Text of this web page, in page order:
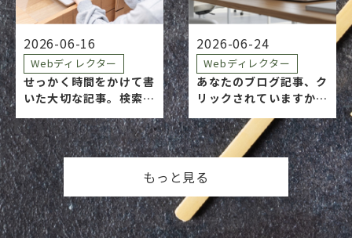
書いた記事が、誰にどん
な言葉で読…
サイトに載っていたネ…
2026-06-24
Webディレクター
あなたのブログ記事、ク
リックされていますか？
にするのが、アイキャッ
チ画像です。 「とりあえ
ず、内容に近そうなフリ
ー素材を選んでいるけれ
ど……これでいいのか
な？」そう思いながら、
毎…
2026-06-16
Webディレクター
せっかく時間をかけて書
いた大切な記事。検索結
まま通り過ぎられてしま
うのは残念ですよね。 検
索ユーザーが「この記事
を読もう！」と決めるま
で、わずか 0.5秒。その
一瞬で彼らの目に飛…
もっと見る